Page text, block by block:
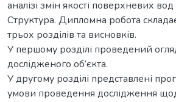
аналізі змін якості поверхневих
Структура. Дипломна робота
трьох розділів та висновків.
У першому розділі проведений
дослідженого об’єкта.
У другому розділі представлені
умови проведення дослідження